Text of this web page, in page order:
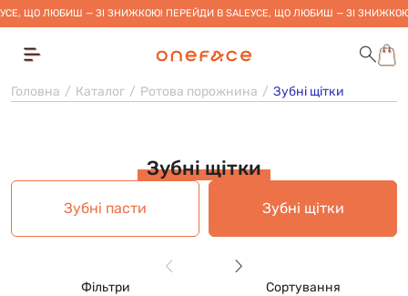
УСЕ, ЩО ЛЮБИШ — ЗІ ЗНИЖКОЮ! ПЕРЕЙДИ В SALEУСЕ, ЩО ЛЮБИШ — ЗІ
Головна Каталог Ротова порожнина Зубні щітки
Зубні щітки
Зубні пасти Зубні щітки
Фільтри Сортування